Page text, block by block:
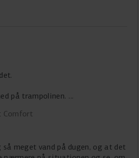
på trampolinen.
Comfort
meget vand på dugen, og at det